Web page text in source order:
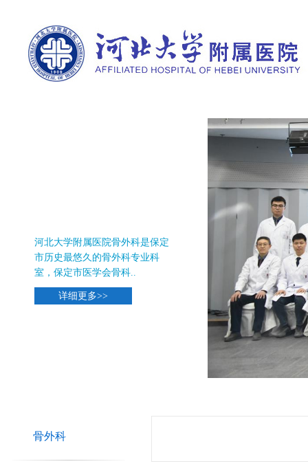
河北大学附属医院骨外科是保定
市历史最悠久的骨外科专业科
室，保定市医学会骨科..
详细更多>>
骨外科